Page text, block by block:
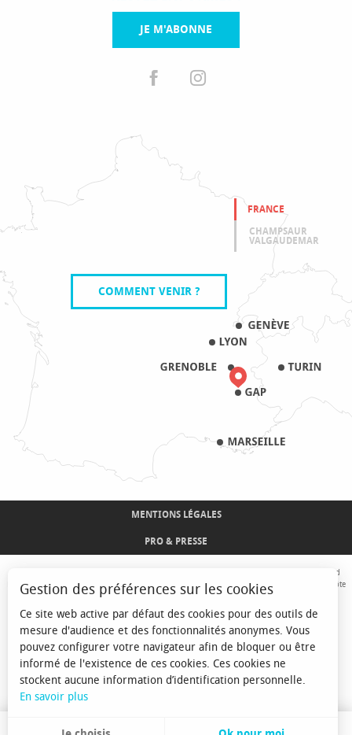
JE M'ABONNE
FRANCE
CHAMPSAUR
VALGAUDEMAR
COMMENT VENIR ?
MENTIONS LÉGALES
PRO & PRESSE
Avec le concours de l'Union Européenne. L'Europe s'engage sur le Massif Alpin avec le fond
Européen de Développement Régional. Co-financé par le Conseil Régional Provence-Alpes-Côte
d'Azur et l'Etat, Commissariat Général des Territoires - FNADT - CIMA
Gestion des préférences sur les cookies
Ce site web active par défaut des cookies pour des outils de
mesure d'audience et des fonctionnalités anonymes. Vous
pouvez configurer votre navigateur afin de bloquer ou être
informé de l'existence de ces cookies. Ces cookies ne
stockent aucune information d’identification personnelle.
En savoir plus